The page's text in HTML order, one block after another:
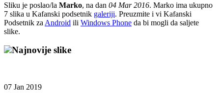
Sliku je poslao/la Marko, na dan 04 Mar 2016. Marko ima ukupno
7 slika u Kafanski podsetnik galeriji. Preuzmite i vi Kafanski
Podsetnik za Android ili Windows Phone da bi mogli da saljete
slike.
Najnovije slike
07 Jan 2019